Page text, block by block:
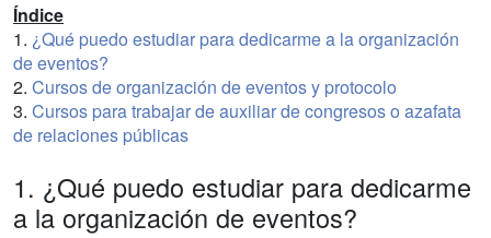
Índice
1. ¿Qué puedo estudiar para dedicarme a la organización
de eventos?
2. Cursos de organización de eventos y protocolo
3. Cursos para trabajar de auxiliar de congresos o azafata
de relaciones públicas
1. ¿Qué puedo estudiar para dedicarme
a la organización de eventos?